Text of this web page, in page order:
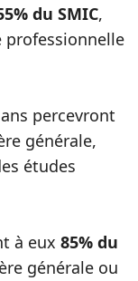
du SMIC,
professionnelle
percevront
générale,
études
à eux 85% du
générale ou